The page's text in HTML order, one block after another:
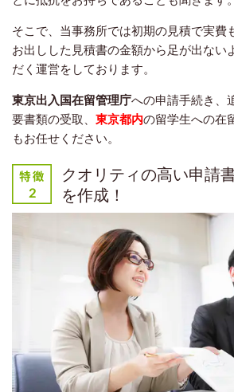
そこで、当事務所では初期の見積で実費
お出しした見積書の金額から足が出ない
だく運営をしております。
東京出入国在留管理庁への申請手続き、
要書類の受取、 東京都内の留学生への在
もお任せください。
クオリティの高い申請
を作成！